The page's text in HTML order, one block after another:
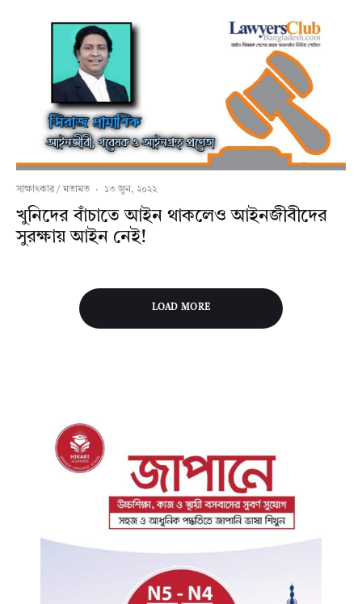
সাক্ষাৎকার / মতামত · ১৩ জুন, ২০২২
খুনিদের বাঁচাতে আইন থাকলেও আইনজীবীদের
সুরক্ষায় আইন নেই!
LOAD MORE